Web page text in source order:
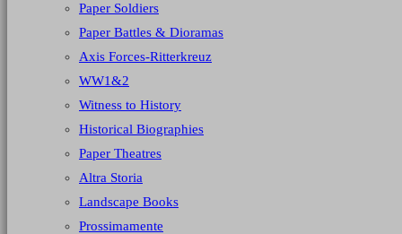
Paper Soldiers
Paper Battles & Dioramas
Axis Forces-Ritterkreuz
WW1&2
Witness to History
Historical Biographies
Paper Theatres
Altra Storia
Landscape Books
Prossimamente